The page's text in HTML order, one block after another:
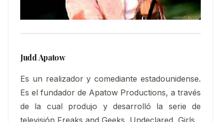
Judd Apatow
Es un realizador y comediante estadounidense.
Es el fundador de Apatow Productions, a través
de la cual produjo y desarrolló la serie de
televisión Freaks and Geeks, Undeclared, Girls